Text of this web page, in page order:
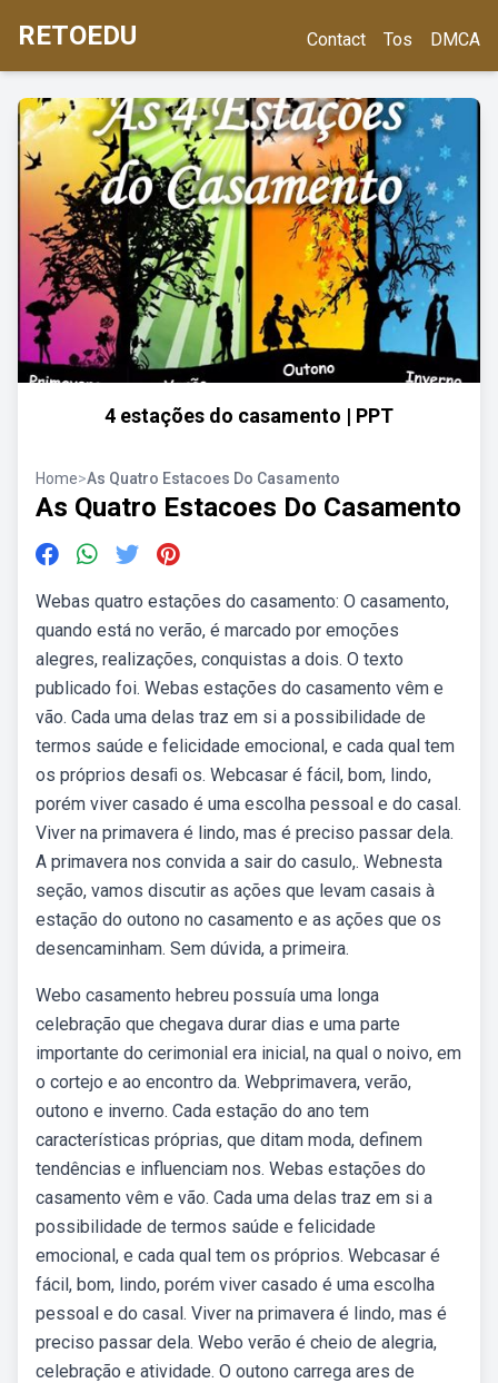
RETOEDU Contact Tos DMCA
4 estações do casamento | PPT
Home>As Quatro Estacoes Do Casamento
As Quatro Estacoes Do Casamento
Webas quatro estações do casamento: O casamento,
quando está no verão, é marcado por emoções
alegres, realizações, conquistas a dois. O texto
publicado foi. Webas estações do casamento vêm e
vão. Cada uma delas traz em si a possibilidade de
termos saúde e felicidade emocional, e cada qual tem
os próprios desaﬁ os. Webcasar é fácil, bom, lindo,
porém viver casado é uma escolha pessoal e do casal.
Viver na primavera é lindo, mas é preciso passar dela.
A primavera nos convida a sair do casulo,. Webnesta
seção, vamos discutir as ações que levam casais à
estação do outono no casamento e as ações que os
desencaminham. Sem dúvida, a primeira.
Webo casamento hebreu possuía uma longa
celebração que chegava durar dias e uma parte
importante do cerimonial era inicial, na qual o noivo, em
o cortejo e ao encontro da. Webprimavera, verão,
outono e inverno. Cada estação do ano tem
características próprias, que ditam moda, definem
tendências e influenciam nos. Webas estações do
casamento vêm e vão. Cada uma delas traz em si a
possibilidade de termos saúde e felicidade
emocional, e cada qual tem os próprios. Webcasar é
fácil, bom, lindo, porém viver casado é uma escolha
pessoal e do casal. Viver na primavera é lindo, mas é
preciso passar dela. Webo verão é cheio de alegria,
celebração e atividade. O outono carrega ares de